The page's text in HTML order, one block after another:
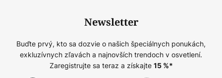
Newsletter
Buďte prvý, kto sa dozvie o našich špeciálnych ponukách,
exkluzívnych zľavách a najnovších trendoch v osvetlení.
Zaregistrujte sa teraz a získajte 15%*